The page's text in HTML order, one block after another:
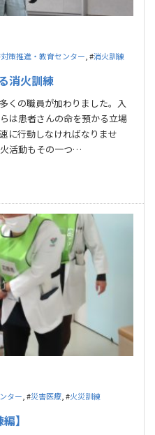
策推進・教育センター, #消火訓練
消火訓練
くの職員が加わりました。入
は患者さんの命を預かる立場
に行動しなければなりませ
活動もその一つ…
ター , #災害医療 , #火災訓練
】